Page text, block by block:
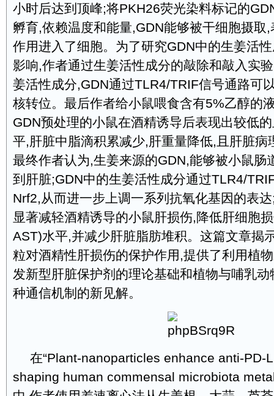
小时后达到顶峰;将PKH26荧光染料标记的
孵育,依赖温度和能量,GDN能够被干细胞摄取
作用进入了细胞。为了研究GDN中的生姜活
影响,作者通过生姜活性成分的敲除和敲入实
姜活性成分,GDN通过TLR4/TRIF信号通路可
核转位。最后作者给小鼠喂食含有5%乙醇的
GDN预处理的小鼠在酒精诱导后表现出较低
平,肝脏中脂滴积累减少,肝重量降低,且肝脏病
最终作者认为,生姜来源的GDN,能够被小鼠肠
到肝脏;GDN中的生姜活性成分通过TLR4/
Nrf2,从而进一步上调一系列抗氧化基因的表
显著减轻酒精诱导的小鼠肝损伤,降低肝细胞
AST)水平,并减少肝脏脂肪堆积。这篇文章揭
粒对酒精性肝损伤的保护作用,提供了利用植
发新型肝脏保护剂的理论基础和植物与哺乳
种通信机制的新见解。
在“Plant-nanoparticles enhance anti-PD-
shaping human commensal microbiota